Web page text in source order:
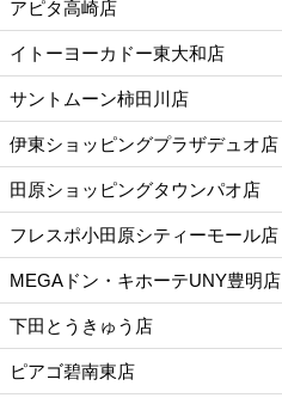
アピタ高崎店
イトーヨーカドー東大和店
サントムーン柿田川店
伊東ショッピングプラザデュオ店
田原ショッピングタウンパオ店
フレスポ小田原シティーモール店
MEGAドン・キホーテUNY豊明店
下田とうきゅう店
ピアゴ碧南東店